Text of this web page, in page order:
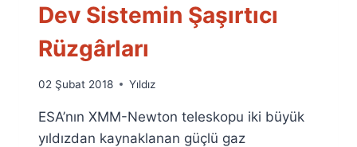
Dev Sistemin Şaşırtıcı
Rüzgârları
By
Fuat
Özyar
02 Şubat 2018 Yıldız
ESA’nın XMM-Newton teleskopu iki büyük
yıldızdan kaynaklanan güçlü gaz